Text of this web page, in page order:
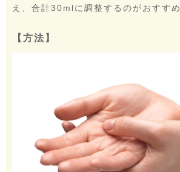
え、合計30mlに調整するのがおすすめ
【方法】